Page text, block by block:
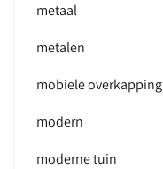
metaal
metalen
mobiele overkapping
modern
moderne tuin